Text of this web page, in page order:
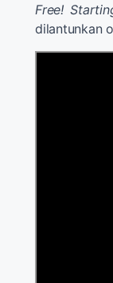
Free!
dilantunkan